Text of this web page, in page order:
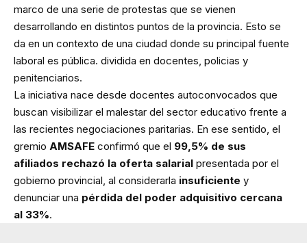
marco de una serie de protestas que se vienen
desarrollando en distintos puntos de la provincia. Esto se
da en un contexto de una ciudad donde su principal fuente
laboral es pública. dividida en docentes, policias y
penitenciarios.
La iniciativa nace desde docentes autoconvocados que
buscan visibilizar el malestar del sector educativo frente a
las recientes negociaciones paritarias. En ese sentido, el
gremio AMSAFE confirmó que el 99,5% de sus
afiliados rechazó la oferta salarial presentada por el
gobierno provincial, al considerarla insuficiente y
denunciar una pérdida del poder adquisitivo cercana
al 33%.